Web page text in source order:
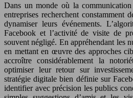
Dans un monde où la
entreprises recherchent constamment
dynamiser leurs événements.
Facebook et l’activité de visite de
souvent négligé. En appréhendant les
en mettant en œuvre des approches
accroître considérablement la
optimiser leur retour sur
stratégie digitale bien définie sur
identifier avec précision les publics